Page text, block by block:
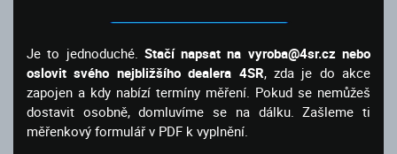
Je to jednoduché. Stačí napsat na vyroba@4sr.cz nebo
oslovit svého nejbližšího dealera 4SR, zda je do akce
zapojen a kdy nabízí termíny měření. Pokud se nemůžeš
dostavit osobně, domluvíme se na dálku. Zašleme ti
měřenkový formulář v PDF k vyplnění.